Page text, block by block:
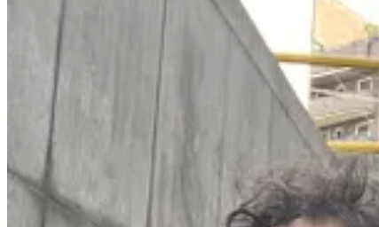
Mercoledì 5 -
il dono dell’ubiquità, tra Milano e Madrid.
A Milano:
il nostro ufficio si è riempito di energia.
scovare i futuri
Junior Business Developerper le loro